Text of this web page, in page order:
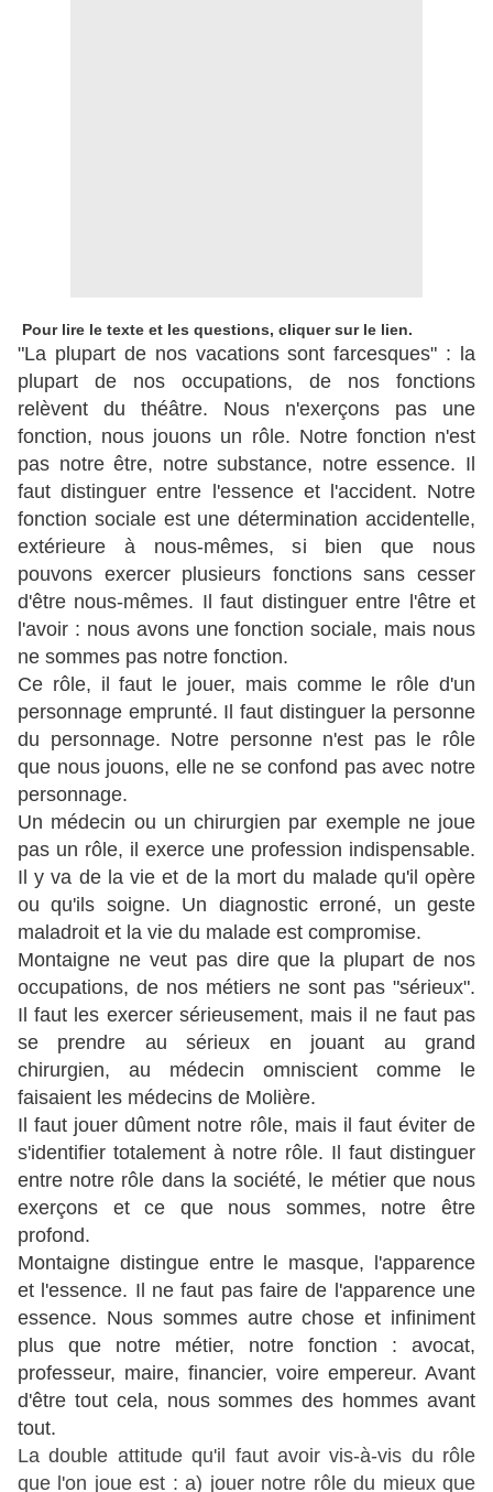
Pour lire le texte et les questions, cliquer sur le lien.
"La plupart de nos vacations sont farcesques" : la
plupart de nos occupations, de nos fonctions
relèvent du théâtre. Nous n'exerçons pas une
fonction, nous jouons un rôle. Notre fonction n'est
pas notre être, notre substance, notre essence. Il
faut distinguer entre l'essence et l'accident. Notre
fonction sociale est une détermination accidentelle,
extérieure à nous-mêmes, si bien que nous
pouvons exercer plusieurs fonctions sans cesser
d'être nous-mêmes. Il faut distinguer entre l'être et
l'avoir : nous avons une fonction sociale, mais nous
ne sommes pas notre fonction.
Ce rôle, il faut le jouer, mais comme le rôle d'un
personnage emprunté. Il faut distinguer la personne
du personnage. Notre personne n'est pas le rôle
que nous jouons, elle ne se confond pas avec notre
personnage.
Un médecin ou un chirurgien par exemple ne joue
pas un rôle, il exerce une profession indispensable.
Il y va de la vie et de la mort du malade qu'il opère
ou qu'ils soigne. Un diagnostic erroné, un geste
maladroit et la vie du malade est compromise.
Montaigne ne veut pas dire que la plupart de nos
occupations, de nos métiers ne sont pas "sérieux".
Il faut les exercer sérieusement, mais il ne faut pas
se prendre au sérieux en jouant au grand
chirurgien, au médecin omniscient comme le
faisaient les médecins de Molière.
Il faut jouer dûment notre rôle, mais il faut éviter de
s'identifier totalement à notre rôle. Il faut distinguer
entre notre rôle dans la société, le métier que nous
exerçons et ce que nous sommes, notre être
profond.
Montaigne distingue entre le masque, l'apparence
et l'essence. Il ne faut pas faire de l'apparence une
essence. Nous sommes autre chose et infiniment
plus que notre métier, notre fonction : avocat,
professeur, maire, financier, voire empereur. Avant
d'être tout cela, nous sommes des hommes avant
tout.
La double attitude qu'il faut avoir vis-à-vis du rôle
que l'on joue est : a) jouer notre rôle du mieux que